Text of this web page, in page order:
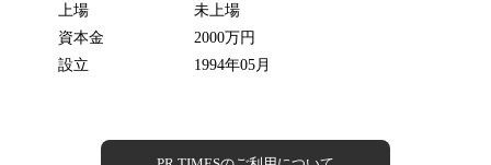
上場
未上場
資本金
2000万円
設立
1994年05月